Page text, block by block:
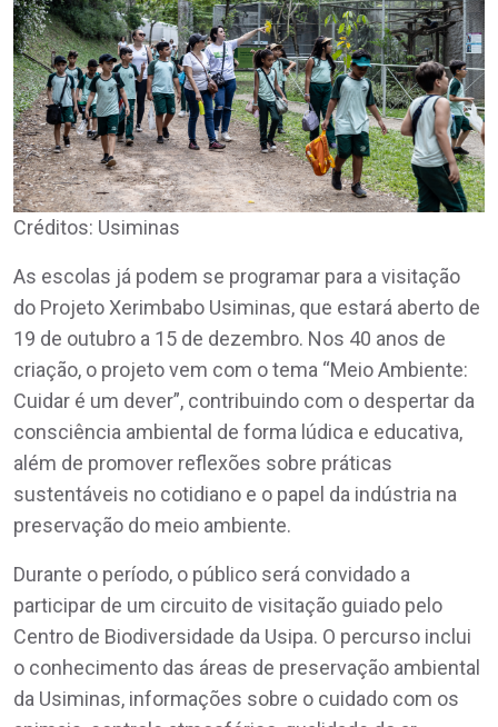
Créditos: Usiminas
As escolas já podem se programar para a visitação
do Projeto Xerimbabo Usiminas, que estará aberto de
19 de outubro a 15 de dezembro. Nos 40 anos de
criação, o projeto vem com o tema “Meio Ambiente:
Cuidar é um dever”, contribuindo com o despertar da
consciência ambiental de forma lúdica e educativa,
além de promover reflexões sobre práticas
sustentáveis no cotidiano e o papel da indústria na
preservação do meio ambiente.
Durante o período, o público será convidado a
participar de um circuito de visitação guiado pelo
Centro de Biodiversidade da Usipa. O percurso inclui
o conhecimento das áreas de preservação ambiental
da Usiminas, informações sobre o cuidado com os